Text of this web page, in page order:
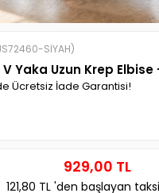
SİYAH)
V Yaka Uzun Krep
Ücretsiz İade Garantisi!
929,00 TL
121,80 TL 'den başlayan